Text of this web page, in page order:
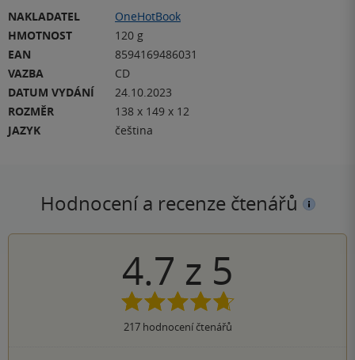
NAKLADATEL
OneHotBook
HMOTNOST
120 g
EAN
8594169486031
VAZBA
CD
DATUM VYDÁNÍ
24.10.2023
ROZMĚR
138 x 149 x 12
JAZYK
čeština
Hodnocení a recenze čtenářů
4.7 z 5
217hodnocení čtenářů